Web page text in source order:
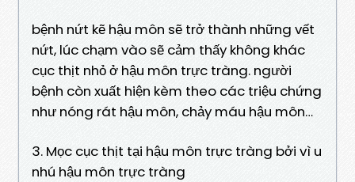
bệnh nứt kẽ hậu môn sẽ trở thành những vết
nứt, lúc chạm vào sẽ cảm thấy không khác
cục thịt nhỏ ở hậu môn trực tràng. người
bệnh còn xuất hiện kèm theo các triệu chứng
như nóng rát hậu môn, chảy máu hậu môn…
3. Mọc cục thịt tại hậu môn trực tràng bởi vì u
nhú hậu môn trực tràng